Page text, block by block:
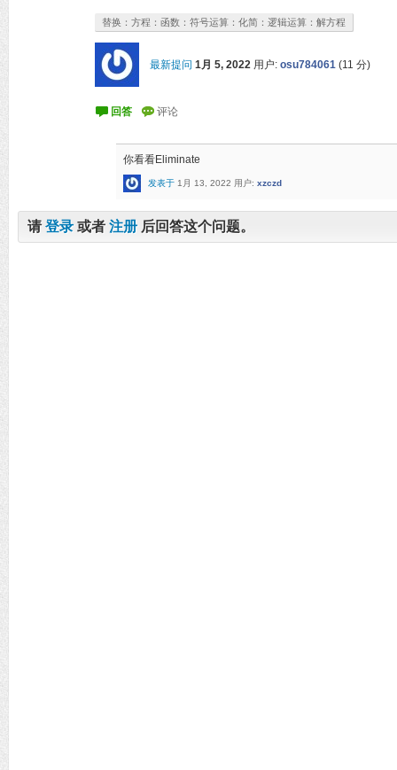
替换：方程：函数：符号运算：化简：逻辑运算：解方程
最新提问 1月 5, 2022 用户: osu784061 (11 分)
你看看Eliminate
发表于 1月 13, 2022 用户: xzczd
请登录 或者 注册 后回答这个问题。